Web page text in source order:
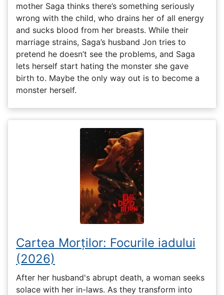
mother Saga thinks there’s something seriously
wrong with the child, who drains her of all energy
and sucks blood from her breasts. While their
marriage strains, Saga’s husband Jon tries to
pretend he doesn’t see the problems, and Saga
lets herself start hating the monster she gave
birth to. Maybe the only way out is to become a
monster herself.
Cartea Morților: Focurile iadului
(2026)
After her husband's abrupt death, a woman seeks
solace with her in-laws. As they transform into